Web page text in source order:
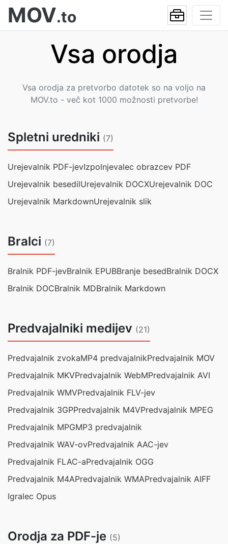
MOV.to
Vsa orodja
Vsa orodja za pretvorbo datotek so na voljo na
MOV.to - več kot 1000 možnosti pretvorbe!
Spletni uredniki (7)
Urejevalnik PDF-jevIzpolnjevalec obrazcev PDF
Urejevalnik besedilUrejevalnik DOCXUrejevalnik DOC
Urejevalnik MarkdownUrejevalnik slik
Bralci (7)
Bralnik PDF-jevBralnik EPUBBranje besedBralnik DOCX
Bralnik DOCBralnik MDBralnik Markdown
Predvajalniki medijev (21)
Predvajalnik zvokaMP4 predvajalnikPredvajalnik MOV
Predvajalnik MKVPredvajalnik WebMPredvajalnik AVI
Predvajalnik WMVPredvajalnik FLV-jev
Predvajalnik 3GPPredvajalnik M4VPredvajalnik MPEG
Predvajalnik MPGMP3 predvajalnik
Predvajalnik WAV-ovPredvajalnik AAC-jev
Predvajalnik FLAC-aPredvajalnik OGG
Predvajalnik M4APredvajalnik WMAPredvajalnik AIFF
Igralec Opus
Orodja za PDF-je (5)